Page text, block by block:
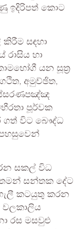
ඉදිරිපත් කොට
කිරීම සඳහා
රාසිය හා
යන සූත්‍ර
අමුච්ඡිත,
පූර්වක
ගත් විට බෞද්ධ
සකල් විධ
තමන් සන්තක දේට
කටයුතු කරන
වලකාලිය
රස මසවුළු